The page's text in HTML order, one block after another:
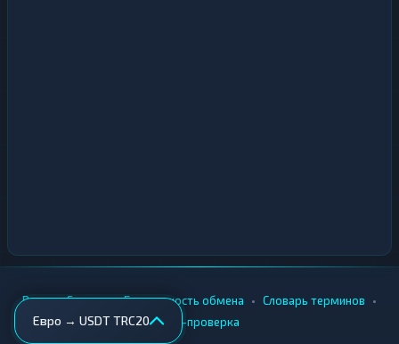
Евро → USDT TRC20
Вики • Города • Безопасность обмена • Словарь терминов •
AML-проверка